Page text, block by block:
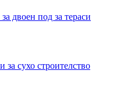
двоен под за тераси
за сухо строителство